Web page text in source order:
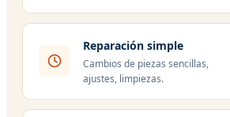
Reparación simple
Cambios de piezas sencillas,
ajustes, limpiezas.